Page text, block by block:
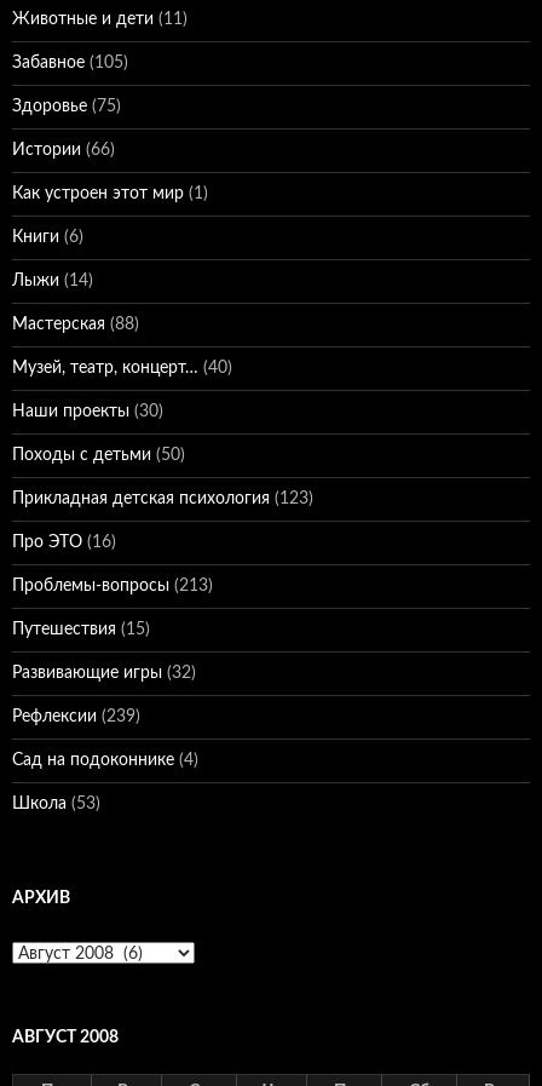
Животные и дети (11)
Забавное (105)
Здоровье (75)
Истории (66)
Как устроен этот мир (1)
Книги (6)
Лыжи (14)
Мастерская (88)
Музей, театр, концерт… (40)
Наши проекты (30)
Походы с детьми (50)
Прикладная детская психология (123)
Про ЭТО (16)
Проблемы-вопросы (213)
Путешествия (15)
Развивающие игры (32)
Рефлексии (239)
Сад на подоконнике (4)
Школа (53)
АРХИВ
Архив
АВГУСТ 2008